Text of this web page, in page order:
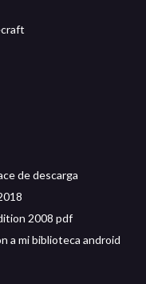
de descarga
2008 pdf
a mi biblioteca android